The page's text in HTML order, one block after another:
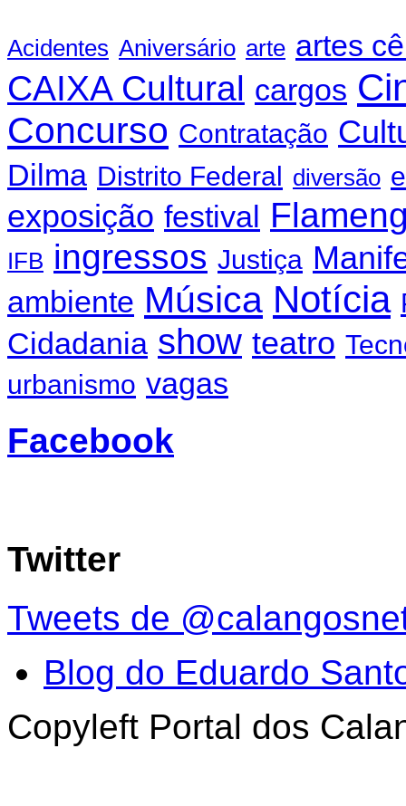
Acidentes Aniversário arte artes
CAIXA Cultural cargos
Concurso Contratação
Dilma Distrito Federal diversão
exposição festival
IFB ingressos Justiça
ambiente Música Notícia
Cidadania show teatro
urbanismo vagas
Facebook
Twitter
Tweets de
Blog do Eduardo
Copyleft Portal dos